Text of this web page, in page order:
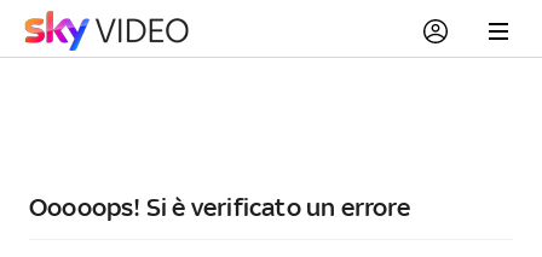
Ooooops! Si è verificato un errore